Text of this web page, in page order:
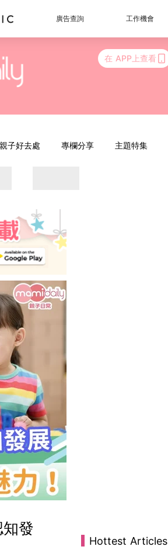
廣告查詢 工作機會
在 APP上查看
親子好去處 專欄分享 主題特集
發
Hottest Articles